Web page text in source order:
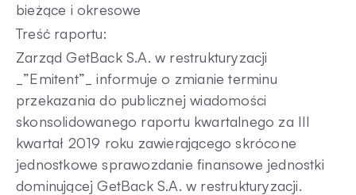
bieżące i okresowe
Treść raportu:
Zarząd GetBack S.A. w restrukturyzacji
_”Emitent”_ informuje o zmianie terminu
przekazania do publicznej wiadomości
skonsolidowanego raportu kwartalnego za III
kwartał 2019 roku zawierającego skrócone
jednostkowe sprawozdanie finansowe jednostki
dominującej GetBack S.A. w restrukturyzacji.